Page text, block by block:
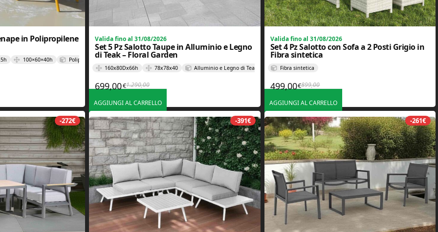
in Polipropilene
100×60×40h Polipropilene
Valida fino al 31/08/2026
Set 5 Pz Salotto Taupe in Alluminio e Legno
di Teak – Floral Garden
160x80Dx66h 78x78x40 Alluminio e Legno di Teak
1.290,00Il prezzo originale era: 1.290,00€.
699,00€ Il prezzo attuale è: 699,00€.
AGGIUNGI AL CARRELLO
Valida fino al 31/08/2026
Set 4 Pz Salotto con Sofa a 2 Posti Grigio in
Fibra sintetica
Fibra sintetica
899,00Il prezzo originale era: 899,00€.
499,00€ Il prezzo attuale è: 499,00€.
AGGIUNGI AL CARRELLO
-272€ -391€ -261€